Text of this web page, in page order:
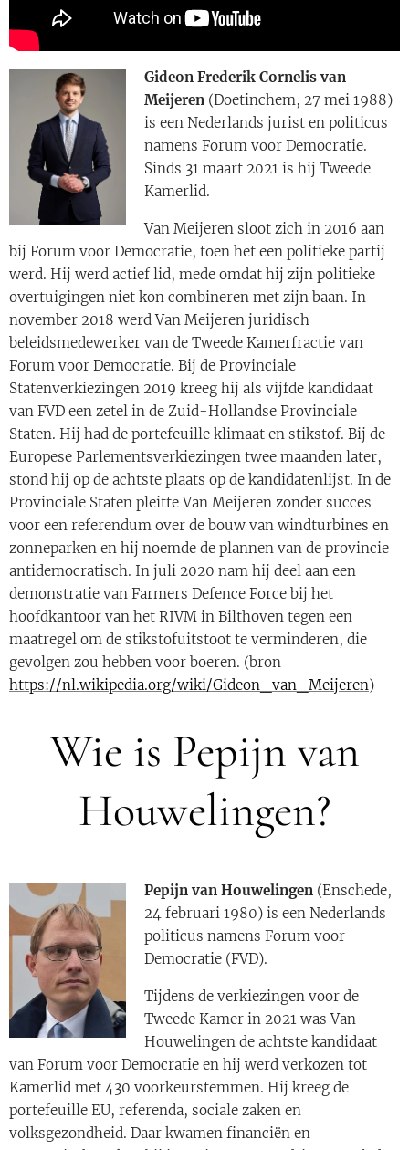
Gideon Frederik Cornelis van
Meijeren(Doetinchem, 27 mei 1988)
is een Nederlands jurist en politicus
namens Forum voor Democratie.
Sinds 31 maart 2021 is hij Tweede
Kamerlid.
Van Meijeren sloot zich in 2016 aan
bij Forum voor Democratie, toen het een politieke partij
werd. Hij werd actief lid, mede omdat hij zijn politieke
overtuigingen niet kon combineren met zijn baan. In
november 2018 werd Van Meijeren juridisch
beleidsmedewerker van de Tweede Kamerfractie van
Forum voor Democratie. Bij de Provinciale
Statenverkiezingen 2019 kreeg hij als vijfde kandidaat
van FVD een zetel in de Zuid-Hollandse Provinciale
Staten. Hij had de portefeuille klimaat en stikstof. Bij de
Europese Parlementsverkiezingen twee maanden later,
stond hij op de achtste plaats op de kandidatenlijst. In de
Provinciale Staten pleitte Van Meijeren zonder succes
voor een referendum over de bouw van windturbines en
zonneparken en hij noemde de plannen van de provincie
antidemocratisch. In juli 2020 nam hij deel aan een
demonstratie van Farmers Defence Force bij het
hoofdkantoor van het RIVM in Bilthoven tegen een
maatregel om de stikstofuitstoot te verminderen, die
gevolgen zou hebben voor boeren. (bron
https://nl.wikipedia.org/wiki/Gideon_van_Meijeren)
Wie is Pepijn van
Houwelingen?
Pepijn van Houwelingen(Enschede,
24 februari 1980) is een Nederlands
politicus namens Forum voor
Democratie (FVD).
Tijdens de verkiezingen voor de
Tweede Kamer in 2021 was Van
Houwelingen de achtste kandidaat
van Forum voor Democratie en hij werd verkozen tot
Kamerlid met 430 voorkeurstemmen. Hij kreeg de
portefeuille EU, referenda, sociale zaken en
volksgezondheid. Daar kwamen financiën en